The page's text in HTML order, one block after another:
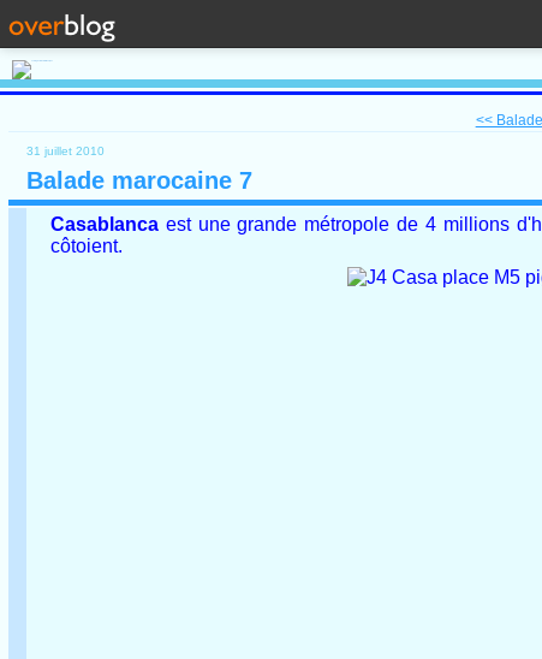
<<
31 juillet 2010
Balade marocaine 7
Casablancaest une grande métropole de 4 millions
côtoient.